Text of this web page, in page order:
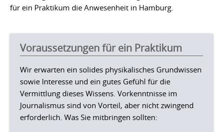
für ein Praktikum die Anwesenheit in Hamburg.
Voraussetzungen für ein Praktikum
Wir erwarten ein solides physikalisches Grundwissen
sowie Interesse und ein gutes Gefühl für die
Vermittlung dieses Wissens. Vorkenntnisse im
Journalismus sind von Vorteil, aber nicht zwingend
erforderlich. Was Sie mitbringen sollten: